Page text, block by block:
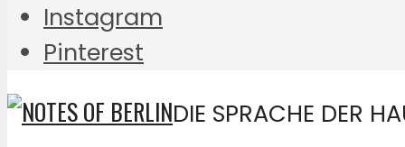
Instagram
Pinterest
DIE SPRACHE DER